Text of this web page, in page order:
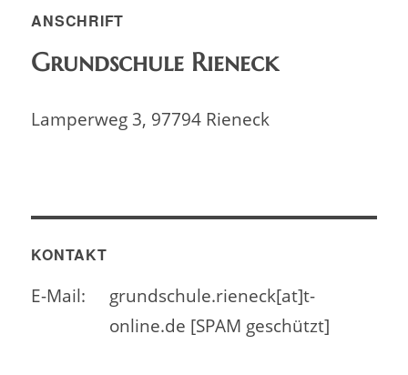
ANSCHRIFT
Grundschule Rieneck
Lamperweg 3, 97794 Rieneck
KONTAKT
E-Mail:
grundschule.rieneck[at]t-
online.de [SPAM geschützt]